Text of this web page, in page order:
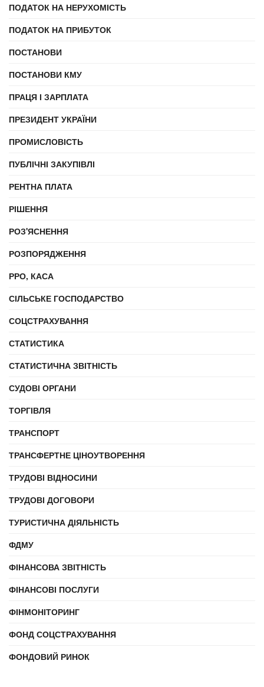
ПОДАТОК НА НЕРУХОМІСТЬ
ПОДАТОК НА ПРИБУТОК
ПОСТАНОВИ
ПОСТАНОВИ КМУ
ПРАЦЯ І ЗАРПЛАТА
ПРЕЗИДЕНТ УКРАЇНИ
ПРОМИСЛОВІСТЬ
ПУБЛІЧНІ ЗАКУПІВЛІ
РЕНТНА ПЛАТА
РІШЕННЯ
РОЗ'ЯСНЕННЯ
РОЗПОРЯДЖЕННЯ
РРО, КАСА
СІЛЬСЬКЕ ГОСПОДАРСТВО
СОЦСТРАХУВАННЯ
СТАТИСТИКА
СТАТИСТИЧНА ЗВІТНІСТЬ
СУДОВІ ОРГАНИ
ТОРГІВЛЯ
ТРАНСПОРТ
ТРАНСФЕРТНЕ ЦІНОУТВОРЕННЯ
ТРУДОВІ ВІДНОСИНИ
ТРУДОВІ ДОГОВОРИ
ТУРИСТИЧНА ДІЯЛЬНІСТЬ
ФДМУ
ФІНАНСОВА ЗВІТНІСТЬ
ФІНАНСОВІ ПОСЛУГИ
ФІНМОНІТОРИНГ
ФОНД СОЦСТРАХУВАННЯ
ФОНДОВИЙ РИНОК